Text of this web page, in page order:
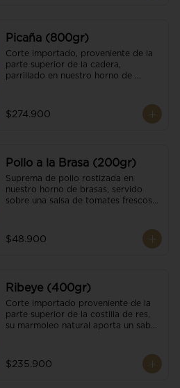
Picaña (800gr)
Corte importado, proveniente de la
parte superior de la cadera,
parrillado en nuestro horno de
Acompañado de salsa criolla de la
casa.
$274.900
Pollo a la Brasa (200gr)
Suprema de pollo rostizada en
nuestro horno de brasas, servido
sobre una salsa de tomates frescos y
$48.900
Ribeye (400gr)
Corte importado proveniente de la
parte superior de la costilla de res,
su marmoleo natural aporta un sabor
con cristales de sal y mantequilla de
ajo y pimientos. Acompañado de una
$235.900